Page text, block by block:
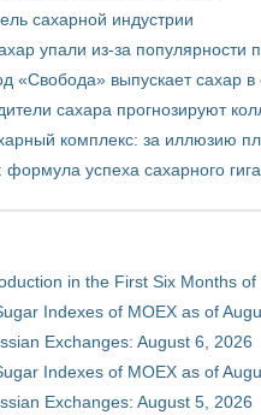
сахарной индустрии
упали из-за популярности
«Свобода» выпускает сахар в
сахара прогнозируют
комплекс: за иллюзию
успеха сахарного
in the First Six Months of
Indexes of MOEX as of
Exchanges: August 6, 2026
Indexes of MOEX as of
Exchanges: August 5, 2026